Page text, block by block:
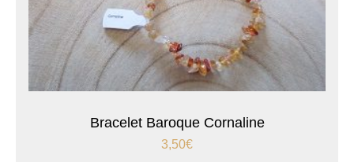
Bracelet Baroque Cornaline
3,50€